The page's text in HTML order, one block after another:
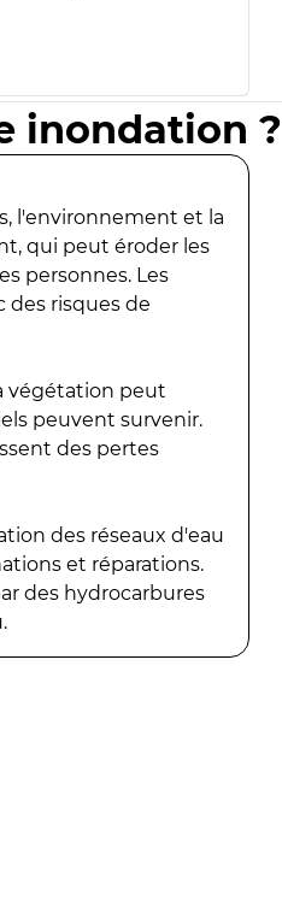
inondation ?
l'environnement et la
qui peut éroder les
personnes. Les
des risques de
végétation peut
peuvent survenir.
des pertes
des réseaux d'eau
et réparations.
des hydrocarbures